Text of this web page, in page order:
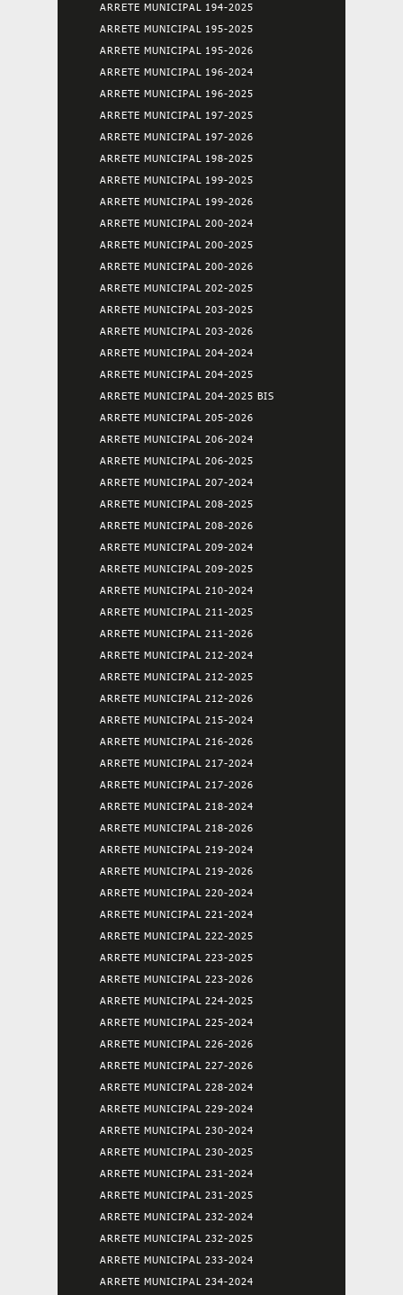
ARRETE MUNICIPAL 194-2025
ARRETE MUNICIPAL 195-2025
ARRETE MUNICIPAL 195-2026
ARRETE MUNICIPAL 196-2024
ARRETE MUNICIPAL 196-2025
ARRETE MUNICIPAL 197-2025
ARRETE MUNICIPAL 197-2026
ARRETE MUNICIPAL 198-2025
ARRETE MUNICIPAL 199-2025
ARRETE MUNICIPAL 199-2026
ARRETE MUNICIPAL 200-2024
ARRETE MUNICIPAL 200-2025
ARRETE MUNICIPAL 200-2026
ARRETE MUNICIPAL 202-2025
ARRETE MUNICIPAL 203-2025
ARRETE MUNICIPAL 203-2026
ARRETE MUNICIPAL 204-2024
ARRETE MUNICIPAL 204-2025
ARRETE MUNICIPAL 204-2025 BIS
ARRETE MUNICIPAL 205-2026
ARRETE MUNICIPAL 206-2024
ARRETE MUNICIPAL 206-2025
ARRETE MUNICIPAL 207-2024
ARRETE MUNICIPAL 208-2025
ARRETE MUNICIPAL 208-2026
ARRETE MUNICIPAL 209-2024
ARRETE MUNICIPAL 209-2025
ARRETE MUNICIPAL 210-2024
ARRETE MUNICIPAL 211-2025
ARRETE MUNICIPAL 211-2026
ARRETE MUNICIPAL 212-2024
ARRETE MUNICIPAL 212-2025
ARRETE MUNICIPAL 212-2026
ARRETE MUNICIPAL 215-2024
ARRETE MUNICIPAL 216-2026
ARRETE MUNICIPAL 217-2024
ARRETE MUNICIPAL 217-2026
ARRETE MUNICIPAL 218-2024
ARRETE MUNICIPAL 218-2026
ARRETE MUNICIPAL 219-2024
ARRETE MUNICIPAL 219-2026
ARRETE MUNICIPAL 220-2024
ARRETE MUNICIPAL 221-2024
ARRETE MUNICIPAL 222-2025
ARRETE MUNICIPAL 223-2025
ARRETE MUNICIPAL 223-2026
ARRETE MUNICIPAL 224-2025
ARRETE MUNICIPAL 225-2024
ARRETE MUNICIPAL 226-2026
ARRETE MUNICIPAL 227-2026
ARRETE MUNICIPAL 228-2024
ARRETE MUNICIPAL 229-2024
ARRETE MUNICIPAL 230-2024
ARRETE MUNICIPAL 230-2025
ARRETE MUNICIPAL 231-2024
ARRETE MUNICIPAL 231-2025
ARRETE MUNICIPAL 232-2024
ARRETE MUNICIPAL 232-2025
ARRETE MUNICIPAL 233-2024
ARRETE MUNICIPAL 234-2024